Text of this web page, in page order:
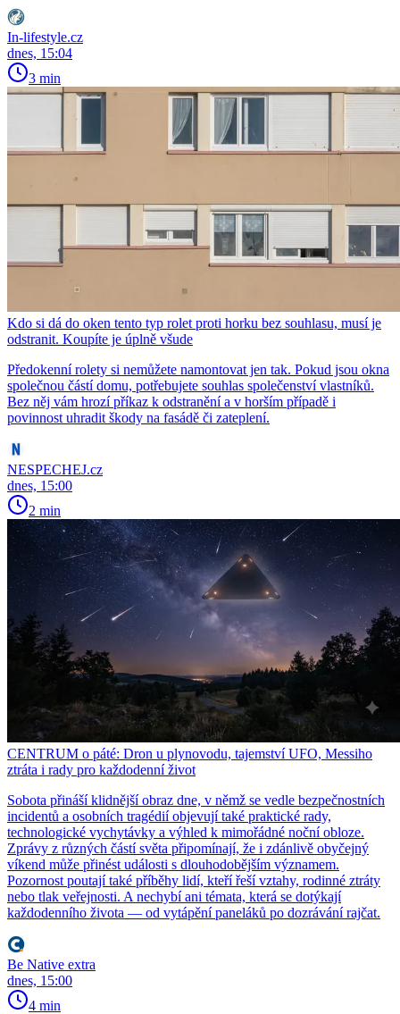
In-lifestyle.cz
dnes, 15:04
3 min
Kdo si dá do oken tento typ rolet proti horku bez souhlasu, musí je
odstranit. Koupíte je úplně všude
Předokenní rolety si nemůžete namontovat jen tak. Pokud jsou okna
společnou částí domu, potřebujete souhlas společenství vlastníků.
Bez něj vám hrozí příkaz k odstranění a v horším případě i
povinnost uhradit škody na fasádě či zateplení.
NESPECHEJ.cz
dnes, 15:00
2 min
CENTRUM o páté: Dron u plynovodu, tajemství UFO, Messiho
ztráta i rady pro každodenní život
Sobota přináší klidnější obraz dne, v němž se vedle bezpečnostních
incidentů a osobních tragédií objevují také praktické rady,
technologické vychytávky a výhled k mimořádné noční obloze.
Zprávy z různých částí světa připomínají, že i zdánlivě obyčejný
víkend může přinést události s dlouhodobějším významem.
Pozornost poutají také příběhy lidí, kteří řeší vztahy, rodinné ztráty
nebo tlak veřejnosti. A nechybí ani témata, která se dotýkají
každodenního života — od vytápění paneláků po dozrávání rajčat.
Be Native extra
dnes, 15:00
4 min